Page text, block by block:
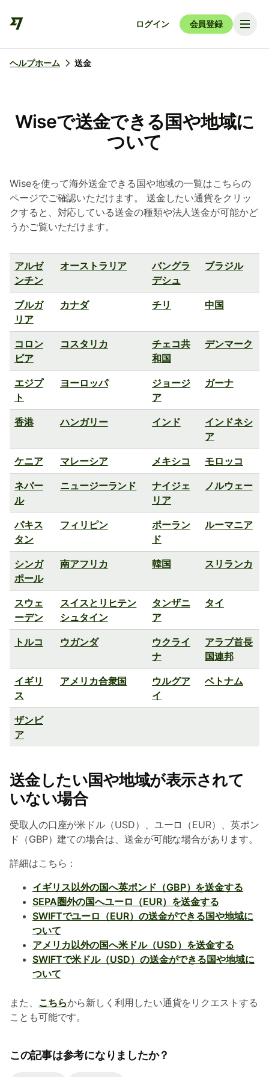
ログイン 会員登録
ヘルプホーム 送金
Wiseで送金できる国や地域に
ついて
Wiseを使って海外送金できる国や地域の一覧はこちらの
ページでご確認いただけます。 送金したい通貨をクリッ
クすると、対応している送金の種類や法人送金が可能かど
うかご覧いただけます。
アルゼ
ンチン
オーストラリア
バングラ
デシュ
ブラジル
ブルガ
リア
カナダ チリ 中国
コロン
ビア
コスタリカ
チェコ共
和国
デンマーク
エジプ
ト
ヨーロッパ
ジョージ
ア
ガーナ
香港 ハンガリー インド
インドネシ
ア
ケニア マレーシア メキシコ モロッコ
ネパー
ル
ニュージーランド
ナイジェ
リア
ノルウェー
パキス
タン
フィリピン
ポーラン
ド
ルーマニア
シンガ
ポール
南アフリカ 韓国 スリランカ
スウェ
ーデン
スイスとリヒテン
シュタイン
タンザニ
ア
タイ
トルコ ウガンダ
ウクライ
ナ
アラブ首長
国連邦
イギリ
ス
アメリカ合衆国
ウルグア
イ
ベトナム
ザンビ
ア
送金したい国や地域が表示されて
いない場合
受取人の口座が米ドル（USD）、ユーロ（EUR）、英ポン
ド（GBP）建ての場合は、送金が可能な場合があります。
詳細はこちら：
イギリス以外の国へ英ポンド（GBP）を送金する
SEPA圏外の国へユーロ（EUR）を送金する
SWIFTでユーロ（EUR）の送金ができる国や地域に
ついて
アメリカ以外の国へ米ドル（USD）を送金する
SWIFTで米ドル（USD）の送金ができる国や地域に
ついて
また、 こちらから新しく利用したい通貨をリクエストする
ことも可能です。
この記事は参考になりましたか？